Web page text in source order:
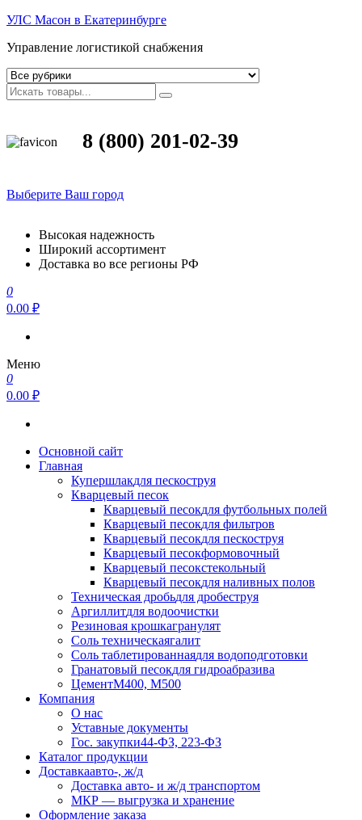
УЛС Масон в Екатеринбурге
Управление логистикой снабжения
8 (800) 201-02-39
Выберите Ваш город
Высокая надежность
Широкий ассортимент
Доставка во все регионы РФ
0
0.00 ₽
Меню
0
0.00 ₽
Основной сайт
Главная
Купершлакдля пескоструя
Кварцевый песок
Кварцевый песокдля футбольных полей
Кварцевый песокдля фильтров
Кварцевый песокдля пескоструя
Кварцевый песокформовочный
Кварцевый песокстекольный
Кварцевый песокдля наливных полов
Техническая дробьдля дробеструя
Аргиллитдля водоочистки
Резиновая крошкагранулят
Соль техническаягалит
Соль таблетированнаядля водоподготовки
Гранатовый песокдля гидроабразива
ЦементМ400, М500
Компания
О нас
Уставные документы
Гос. закупки44-ФЗ, 223-ФЗ
Каталог продукции
Доставкаавто-, ж/д
Доставка авто- и ж/д транспортом
МКР — выгрузка и хранение
Оформление заказа